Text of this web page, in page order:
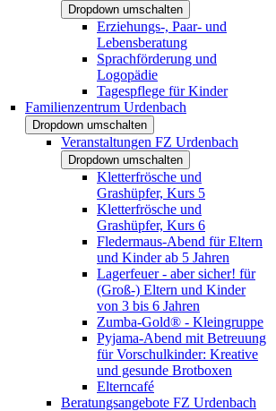
Dropdown umschalten
Erziehungs-, Paar- und
Lebensberatung
Sprachförderung und
Logopädie
Tagespflege für Kinder
Familienzentrum Urdenbach
Dropdown umschalten
Veranstaltungen FZ Urdenbach
Dropdown umschalten
Kletterfrösche und
Grashüpfer, Kurs 5
Kletterfrösche und
Grashüpfer, Kurs 6
Fledermaus-Abend für Eltern
und Kinder ab 5 Jahren
Lagerfeuer - aber sicher! für
(Groß-) Eltern und Kinder
von 3 bis 6 Jahren
Zumba-Gold® - Kleingruppe
Pyjama-Abend mit Betreuung
für Vorschulkinder: Kreative
und gesunde Brotboxen
Elterncafé
Beratungsangebote FZ Urdenbach